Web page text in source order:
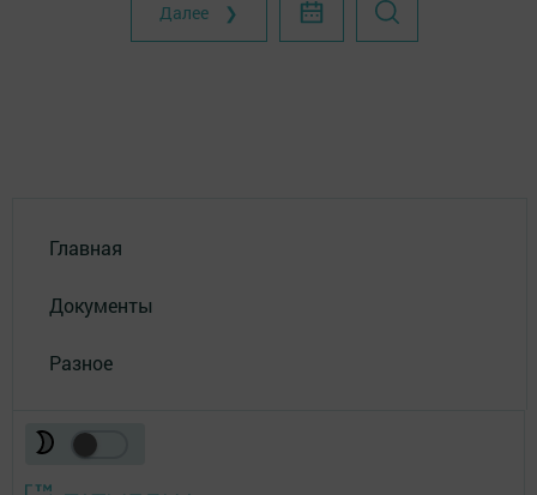
Далее ❯
Главная
Документы
Разное